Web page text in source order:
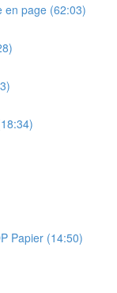
en page (62:03)
Papier (14:50)